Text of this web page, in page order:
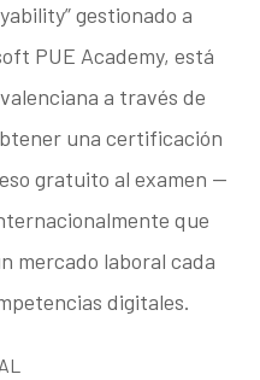
gestionado a
PUE Academy, está
a través de
una certificación
gratuito al examen —
que
mercado laboral cada
digitales.